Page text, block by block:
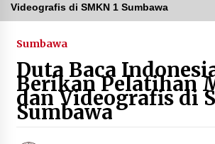
Kejaksaan KSB Mulai Lidik Mafia Tanah Desa
Sekongkang Bawah
2 tahun ago
Laporan Dugaan Pencabulan di Desa
Kec. Plampang, Polres Sumbawa Pastikan
Proses Penyelidikan Berjalan Maksimal
4 minggu ago
Videografis di SMKN 1 Sumbawa
Sumbawa
Duta Baca
Berikan Pelatihan
dan Videografis di
Sumbawa